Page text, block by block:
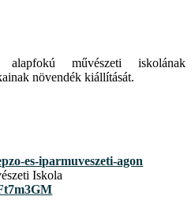
művészeti iskolának
növendék kiállítását.
es-iparmuveszeti-agon
Iskola